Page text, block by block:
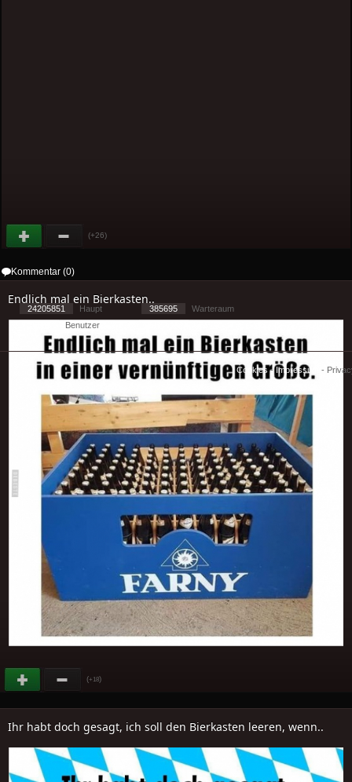
(+26)
Kommentar (0)
Endlich mal ein Bierkasten..
(+18)
Ihr habt doch gesagt, ich soll den Bierkasten leeren, wenn..
24205851 Haupt 385695
Warteraum
Benutzer
Cookies - Impressum -